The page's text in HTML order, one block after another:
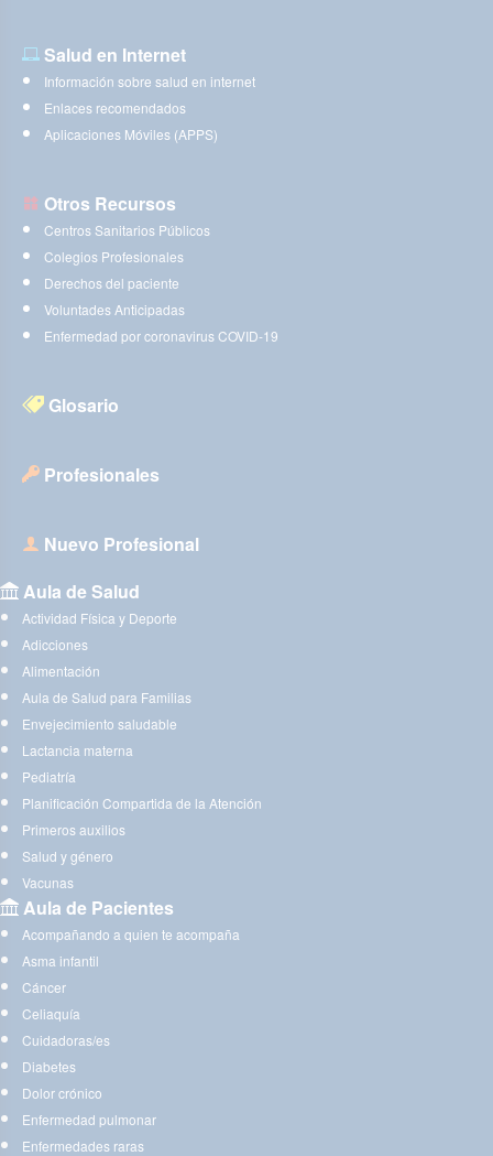
Salud en Internet
Información sobre salud en internet
Enlaces recomendados
Aplicaciones Móviles (APPS)
Otros Recursos
Centros Sanitarios Públicos
Colegios Profesionales
Derechos del paciente
Voluntades Anticipadas
Enfermedad por coronavirus COVID-19
Glosario
Profesionales
Nuevo Profesional
Aula de Salud
Actividad Física y Deporte
Adicciones
Alimentación
Aula de Salud para Familias
Envejecimiento saludable
Lactancia materna
Pediatría
Planificación Compartida de la Atención
Primeros auxilios
Salud y género
Vacunas
Aula de Pacientes
Acompañando a quien te acompaña
Asma infantil
Cáncer
Celiaquía
Cuidadoras/es
Diabetes
Dolor crónico
Enfermedad pulmonar
Enfermedades raras